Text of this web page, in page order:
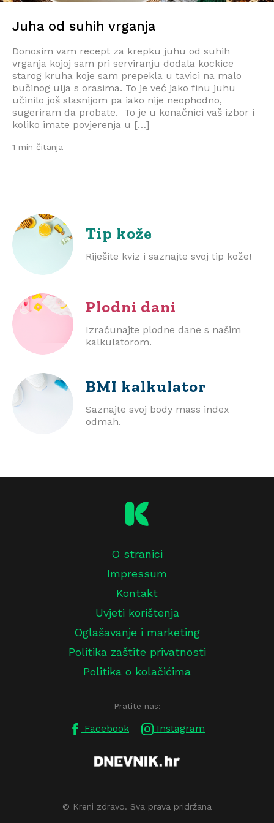
Juha od suhih vrganja
Donosim vam recept za krepku juhu od suhih
vrganja kojoj sam pri serviranju dodala kockice
starog kruha koje sam prepekla u tavici na malo
bučinog ulja s orasima. To je već jako finu juhu
učinilo još slasnijom pa iako nije neophodno,
sugeriram da probate. To je u konačnici vaš izbor i
koliko imate povjerenja u […]
1 min čitanja
Tip kože
Riješite kviz i saznajte svoj tip kože!
Plodni dani
Izračunajte plodne dane s našim
kalkulatorom.
BMI kalkulator
Saznajte svoj body mass index
odmah.
O stranici
Impressum
Kontakt
Uvjeti korištenja
Oglašavanje i marketing
Politika zaštite privatnosti
Politika o kolačićima
Pratite nas:
Facebook Instagram
© Kreni zdravo. Sva prava pridržana